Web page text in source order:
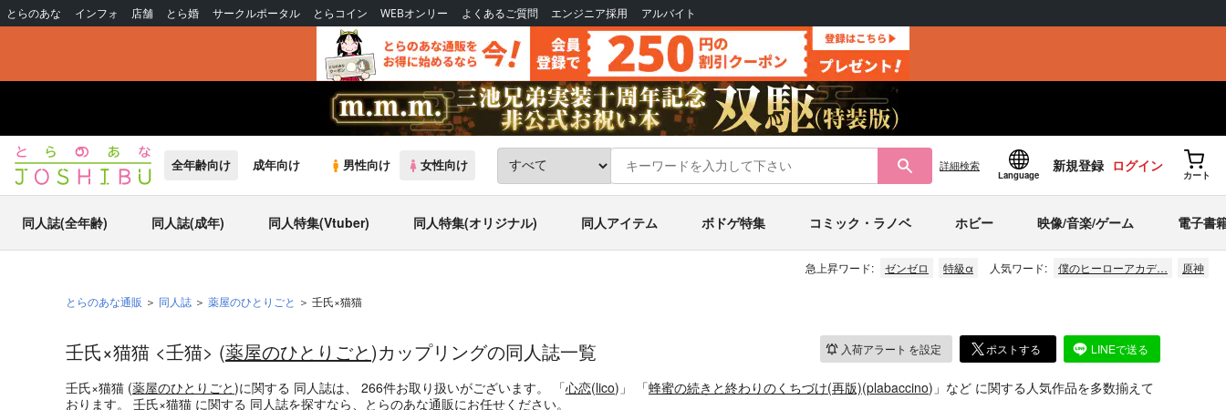
とらのあな インフォ 店舗 とら婚 サークルポータル とらコイン WEBオンリー よくあるご質問 エンジニア採用 アルバイト
全年齢向け 成年向け 男性向け 女性向け 詳細検索
Language
新規登録 ログイン
カート
同人誌(全年齢) 同人誌(成年) 同人特集(Vtuber) 同人特集(オリジナル) 同人アイテム ボドゲ特集 コミック・ラノベ ホビー 映像/音楽/ゲーム 電子書
急上昇ワード: ゼンゼロ 特級α 人気ワード: 僕のヒーローアカデ… 原神
とらのあな通販 同人誌 薬屋のひとりごと 壬氏×猫猫
入荷アラート を設定 ポストする LINEで送る
壬氏×猫猫 <壬猫> (薬屋のひとりごと)カップリングの同人誌一覧
壬氏×猫猫 (薬屋のひとりごと)に関する 同人誌は、 266件お取り扱いがございます。 「心恋(lico)」 「蜂蜜の続きと終わりのくちづけ(再版)(plabaccino)」 など に関する人気作品を多数揃えて
おります。 壬氏×猫猫 に関する 同人誌を探すなら、とらのあな通販にお任せください。